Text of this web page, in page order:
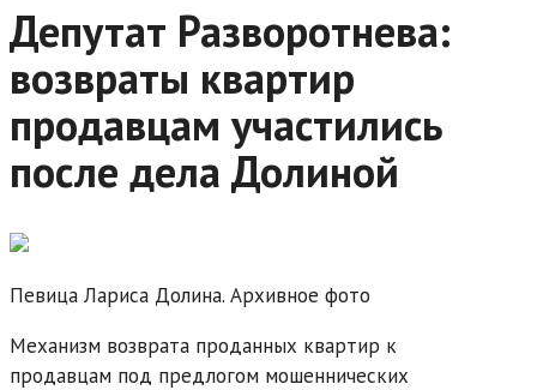
Депутат Разворотнева:
возвраты квартир
продавцам участились
после дела Долиной
Певица Лариса Долина. Архивное фото
Механизм возврата проданных квартир к
продавцам под предлогом мошеннических